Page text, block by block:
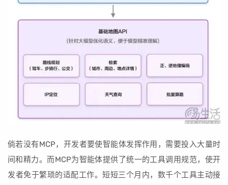
倘若没有MCP，开发者要使智能体发挥作用，需要投入大量时
间和精力。而MCP为智能体提供了统一的工具调用规范，使开
发者免于繁琐的适配工作。短短三个月内，数千个工具主动接